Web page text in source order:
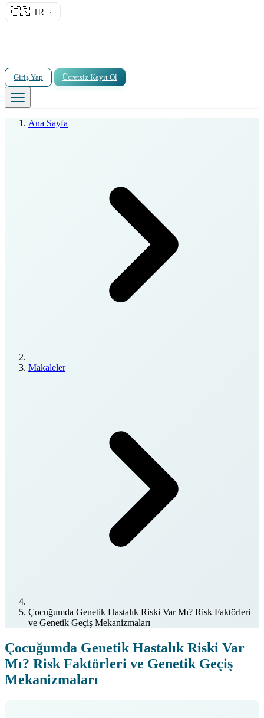
🇹🇷 TR
Giriş Yap Ücretsiz Kayıt Ol
Ana Sayfa
Makaleler
Çocuğumda Genetik Hastalık Riski Var Mı? Risk Faktörleri
ve Genetik Geçiş Mekanizmaları
Çocuğumda Genetik Hastalık Riski Var
Mı? Risk Faktörleri ve Genetik Geçiş
Mekanizmaları